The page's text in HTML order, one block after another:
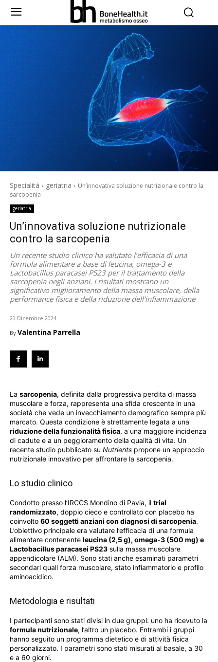
Specialità geriatria
Un’innovativa soluzione nutrizionale contro la
sarcopenia
geriatria
Un’innovativa soluzione nutrizionale
contro la sarcopenia
Un recente studio clinico ha valutato l’efficacia di una
formula alimentare a base di leucina, omega-3 e
Lactobacillus paracasei PS23 per il trattamento della
sarcopenia negli anziani. I risultati mostrano un
significativo miglioramento della massa muscolare, della
performance fisica e della riduzione dell’infiammazione
20 Dicembre 2024
By Valentina Parrella
La sarcopenia, definita dalla progressiva perdita di massa
muscolare e forza, rappresenta una sfida crescente in una
società che vede un invecchiamento demografico sempre più
marcato. Questa condizione è strettamente legata a una
riduzione della funzionalità fisica, a una maggiore incidenza
di cadute e a un peggioramento della qualità di vita. Un
recente studio pubblicato su Nutrients propone un approccio
nutrizionale innovativo per affrontare la sarcopenia.
Lo studio clinico
Condotto presso l’IRCCS Mondino di Pavia, il trial
randomizzato, doppio cieco e controllato con placebo ha
coinvolto 60 soggetti anziani con diagnosi di sarcopenia.
L’obiettivo principale era valutare l’efficacia di una formula
alimentare contenente leucina (2,5 g), omega-3 (500 mg) e
Lactobacillus paracasei PS23 sulla massa muscolare
appendicolare (ALM). Sono stati anche esaminati parametri
secondari quali forza muscolare, stato infiammatorio e profilo
aminoacidico.
Metodologia e risultati
I partecipanti sono stati divisi in due gruppi: uno ha ricevuto la
formula nutrizionale, l’altro un placebo. Entrambi i gruppi
hanno seguito un programma dietetico e di attività fisica
personalizzato. I parametri sono stati misurati al basale, a 30
e a 60 giorni.